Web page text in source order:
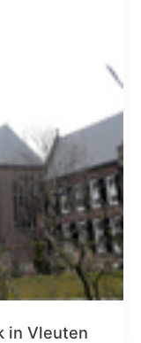
in Vleuten